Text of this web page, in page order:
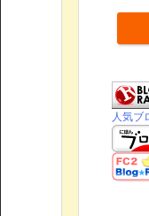
人気ブ